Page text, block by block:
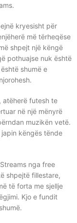
kryesisht për
më tërheqëse
shpejt një këngë
pothuajse nuk është
shumë e
atëherë futesh te
në një mënyrë
muzikën vetë.
këngës tënde
nga free
shpejtë fillestare,
të forta me sjellje
Kjo e fundit